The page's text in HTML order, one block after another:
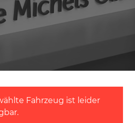
Fahrzeug ist leider